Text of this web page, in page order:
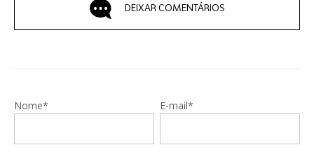
DEIXAR COMENTÁRIOS
Nome* E-mail*